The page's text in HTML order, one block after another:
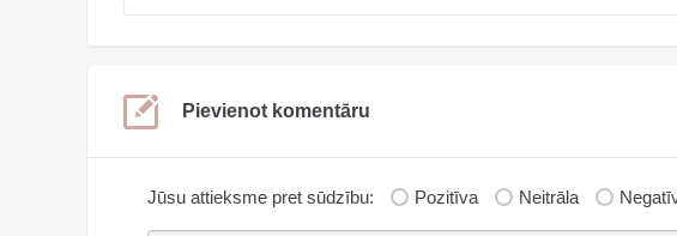
Pievienot komentāru
Jūsu attieksme pret sūdzību: Pozitīva Neitrāla